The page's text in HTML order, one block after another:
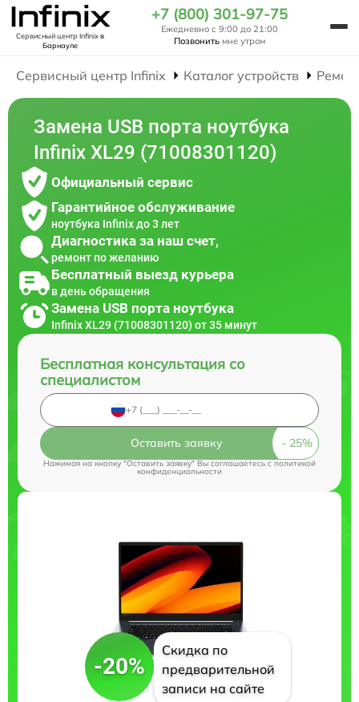
Сервисный центр Infinixв
Барнауле
+7 (800) 301-97-75
Ежедневно с 9:00 до 21:00
Позвонить мне утром
Сервисный центр Infinix Каталог устройств
Замена USB порта ноутбука
Infinix XL29 (71008301120)
Официальный сервис
Гарантийное обслуживание
ноутбука Infinix до 3 лет
Диагностика за наш счет,
ремонт по желанию
Бесплатный выезд курьера
в день обращения
Замена USB порта ноутбука
Infinix XL29 (71008301120) от 35 минут
Бесплатная консультация со
специалистом
Оставить заявку
Нажимая на кнопку "Оставить заявку" Вы соглашаетесь cполитикой
конфиденциальности
-20%
Скидка по
предварительной
записи на сайте